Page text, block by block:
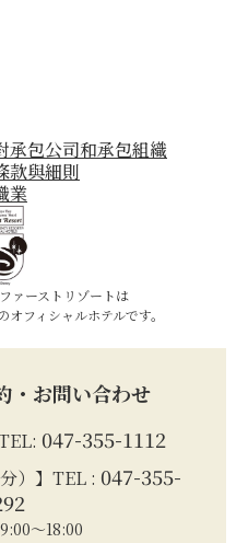
承包公司和承包組織
款與細則
業
ァーストリゾートは
フィシャルホテルです。
・お問い合わせ
047-355-1112
）】TEL : 047-355-
～18:00